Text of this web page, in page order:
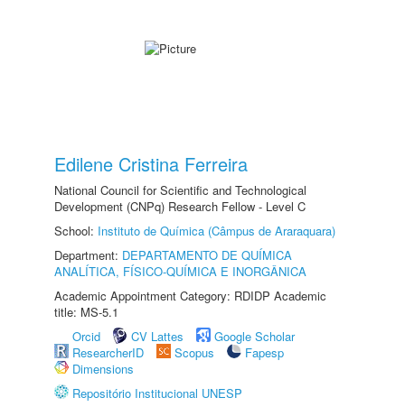
Edilene Cristina Ferreira
National Council for Scientific and Technological
Development (CNPq) Research Fellow - Level C
School: Instituto de Química (Câmpus de Araraquara)
Department: DEPARTAMENTO DE QUÍMICA
ANALÍTICA, FÍSICO-QUÍMICA E INORGÂNICA
Academic Appointment Category: RDIDP Academic
title: MS-5.1
Orcid
CV Lattes
Google Scholar
ResearcherID
Scopus
Fapesp
Dimensions
Repositório Institucional UNESP